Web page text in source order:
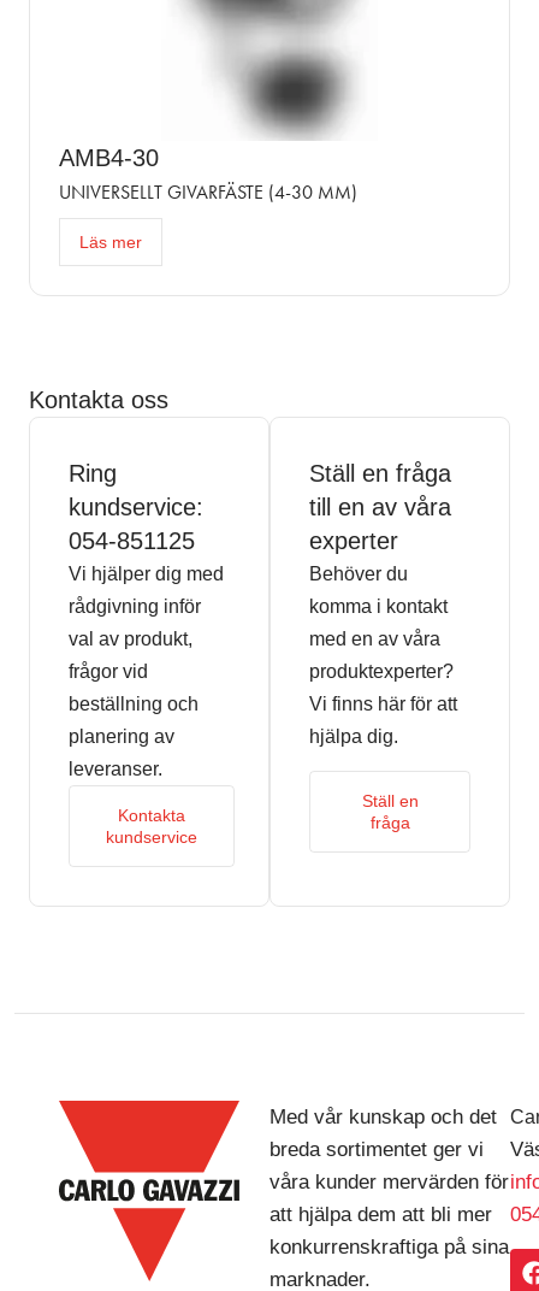
AMB4-30
UNIVERSELLT GIVARFÄSTE (4-30 MM)
Läs mer
Kontakta oss
Ring
kundservice:
054-851125
Vi hjälper dig med
rådgivning inför
val av produkt,
frågor vid
beställning och
planering av
leveranser.
Kontakta
kundservice
Ställ en fråga
till en av våra
experter
Behöver du
komma i kontakt
med en av våra
produktexperter?
Vi finns här för att
hjälpa dig.
Ställ en
fråga
Med vår kunskap och det
breda sortimentet ger vi
våra kunder mervärden för
att hjälpa dem att bli mer
konkurrenskraftiga på sina
marknader.